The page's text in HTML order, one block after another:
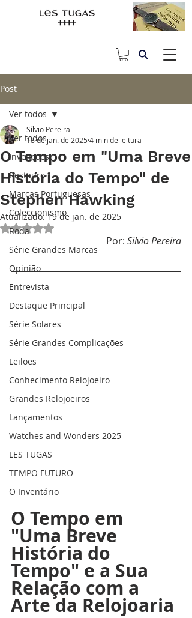
Post
Ver todos
Invenções
Restauro
Marcas Portuguesas
Coleccionismo
Roda
Série Grandes Marcas
Opinião
Entrevista
Destaque Principal
Série Solares
Série Grandes Complicações
Leilões
Conhecimento Relojoeiro
Grandes Relojoeiros
Lançamentos
Watches and Wonders 2025
LES TUGAS
TEMPO FUTURO
O Inventário
Ver todos
O Tempo em "Uma Breve
História do Tempo" de
Stephen Hawking
Sílvio Pereira
18 de jan. de 2025 4 min de leitura
Atualizado:19 de jan. de 2025
Avaliado com NaN de 5 estrelas.
Por: Silvio Pereira
O Tempo em
"Uma Breve
História do
Tempo" e a Sua
Relação com a
Arte da Relojoaria